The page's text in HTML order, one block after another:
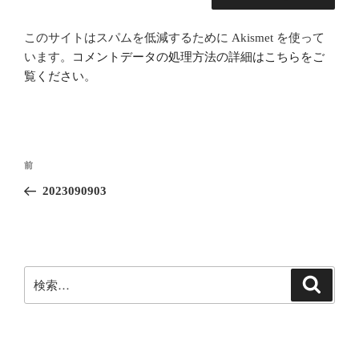
このサイトはスパムを低減するために Akismet を使って
います。
コメントデータの処理方法の詳細はこちらをご
覧ください。
投
ナ
ー
シ
前
の
前
2023090903
索: